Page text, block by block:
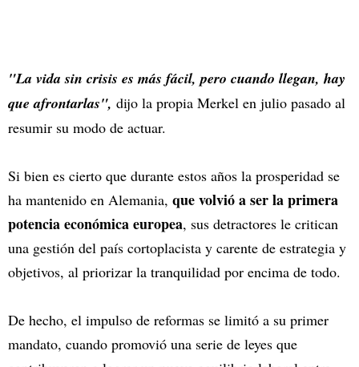
"La vida sin crisis es más fácil, pero cuando llegan, hay
que afrontarlas", dijo la propia Merkel en julio pasado al
resumir su modo de actuar.
Si bien es cierto que durante estos años la prosperidad se
ha mantenido en Alemania, que volvió a ser la primera
potencia económica europea, sus detractores le critican
una gestión del país cortoplacista y carente de estrategia y
objetivos, al priorizar la tranquilidad por encima de todo.
De hecho, el impulso de reformas se limitó a su primer
mandato, cuando promovió una serie de leyes que